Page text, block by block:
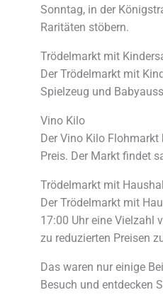
Sonntag, in der
Raritäten stöbern.
Trödelmarkt mit
Der Trödelmarkt mit
Spielzeug und
Vino Kilo
Der Vino Kilo
Preis. Der Markt findet
Trödelmarkt mit
Der Trödelmarkt mit
17:00 Uhr eine Vielzahl
zu reduzierten Preisen
Das waren nur einige
Besuch und entdecken